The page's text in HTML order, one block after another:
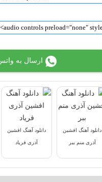
ارسال به
دانلود آهنگ افشین
آذری منم ببر
دانلود آهنگ افشین
آذری فریاد